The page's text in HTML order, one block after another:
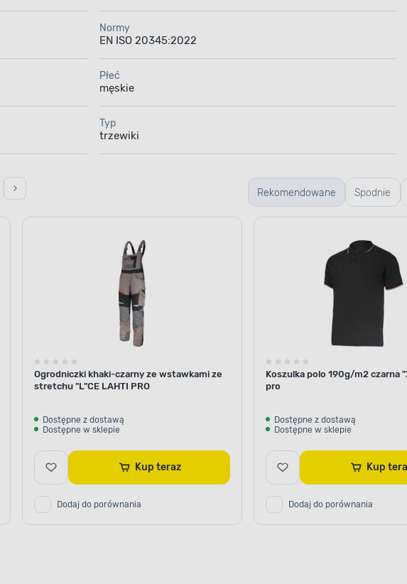
Normy
EN ISO 20345:2022
Płeć
męskie
Typ
trzewiki
Rekomendowane Spodnie
Ogrodniczki khaki-czarny ze wstawkami ze
stretchu "L"CE LAHTI PRO
Dostępne z dostawą
Dostępne w sklepie
Kup teraz
Dodaj do porównania
Koszulka polo 190g/m2 czarna
pro
Dostępne z dostawą
Dostępne w sklepie
Kup
Dodaj do porównania